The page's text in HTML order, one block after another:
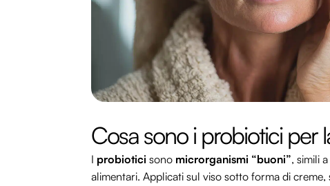
Cosa sono i probiotici per
I probiotici sono microrganismi “buoni”, simili
alimentari. Applicati sul viso sotto forma di creme,